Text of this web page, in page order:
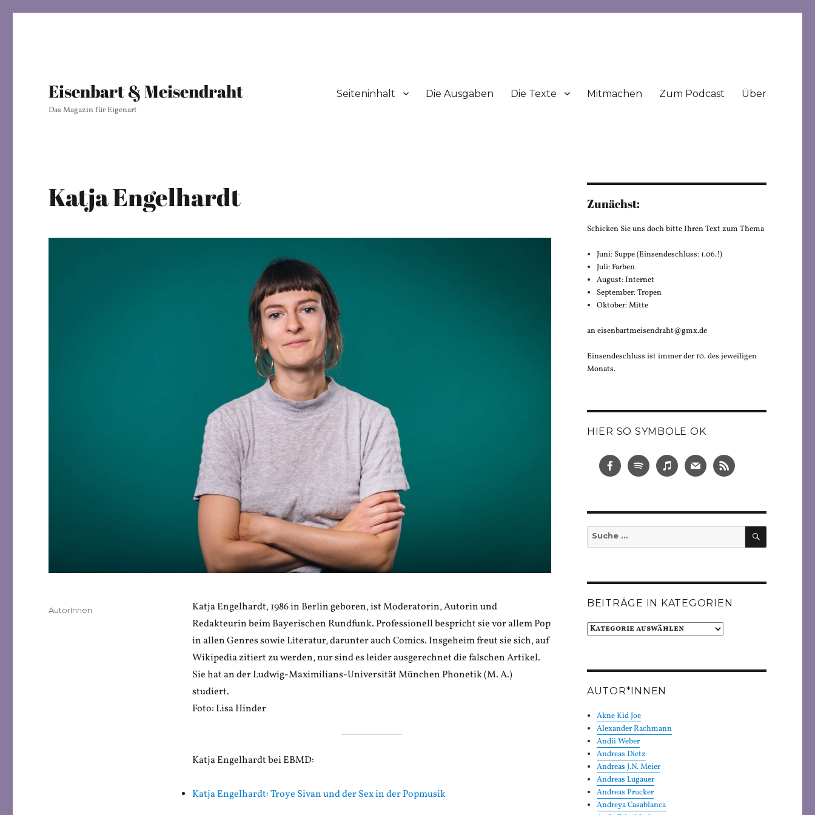
Eisenbart & Meisendraht
Das Magazin für Eigenart
Seiteninhalt Die Ausgaben Die Texte Mitmachen Zum Podcast Über
Katja Engelhardt
Katja Engelhardt, 1986 in Berlin geboren, ist Moderatorin, Autorin und
Redakteurin beim Bayerischen Rundfunk. Professionell bespricht sie vor allem Pop
in allen Genres sowie Literatur, darunter auch Comics. Insgeheim freut sie sich, auf
Wikipedia zitiert zu werden, nur sind es leider ausgerechnet die falschen Artikel.
Sie hat an der Ludwig-Maximilians-Universität München Phonetik (M. A.)
studiert.
Foto: Lisa Hinder
Katja Engelhardt bei EBMD:
Katja Engelhardt: Troye Sivan und der Sex in der Popmusik
Veröffentlicht
Kategorien
AutorInnen
Zunächst:
Schicken Sie uns doch bitte Ihren Text zum Thema
Juni: Suppe (Einsendeschluss: 1.06.!)
Juli: Farben
August: Internet
September: Tropen
Oktober: Mitte
an eisenbartmeisendraht@gmx.de
Einsendeschluss ist immer der 10. des jeweiligen
Monats.
HIER SO SYMBOLE OK
Suche
nach:
SUCHEN
BEITRÄGE IN KATEGORIEN
Beiträge
AUTOR*INNEN
Akne Kid Joe
Alexander Rachmann
Andii Weber
Andreas Dietz
Andreas J.N. Meier
Andreas Lugauer
Andreas Prucker
Andreya Casablanca